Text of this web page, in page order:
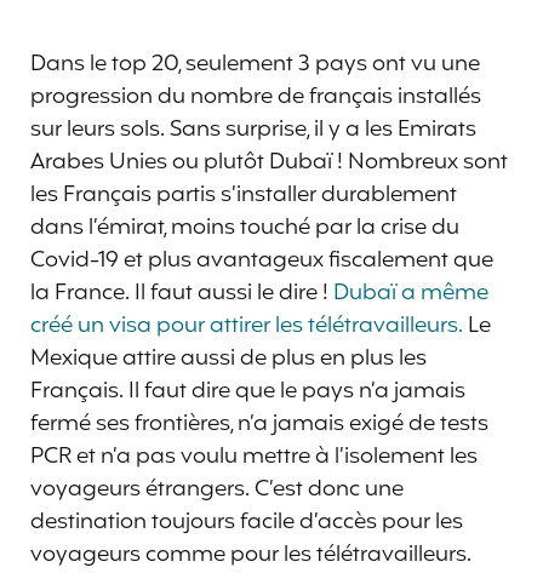
Dans le top 20, seulement 3 pays ont vu une
progression du nombre de français installés
sur leurs sols. Sans surprise, il y a les Emirats
Arabes Unies ou plutôt Dubaï ! Nombreux sont
les Français partis s’installer durablement
dans l’émirat, moins touché par la crise du
Covid-19 et plus avantageux fiscalement que
la France. Il faut aussi le dire ! Dubaï a même
créé un visa pour attirer les télétravailleurs. Le
Mexique attire aussi de plus en plus les
Français. Il faut dire que le pays n’a jamais
fermé ses frontières, n’a jamais exigé de tests
PCR et n’a pas voulu mettre à l’isolement les
voyageurs étrangers. C’est donc une
destination toujours facile d’accès pour les
voyageurs comme pour les télétravailleurs.